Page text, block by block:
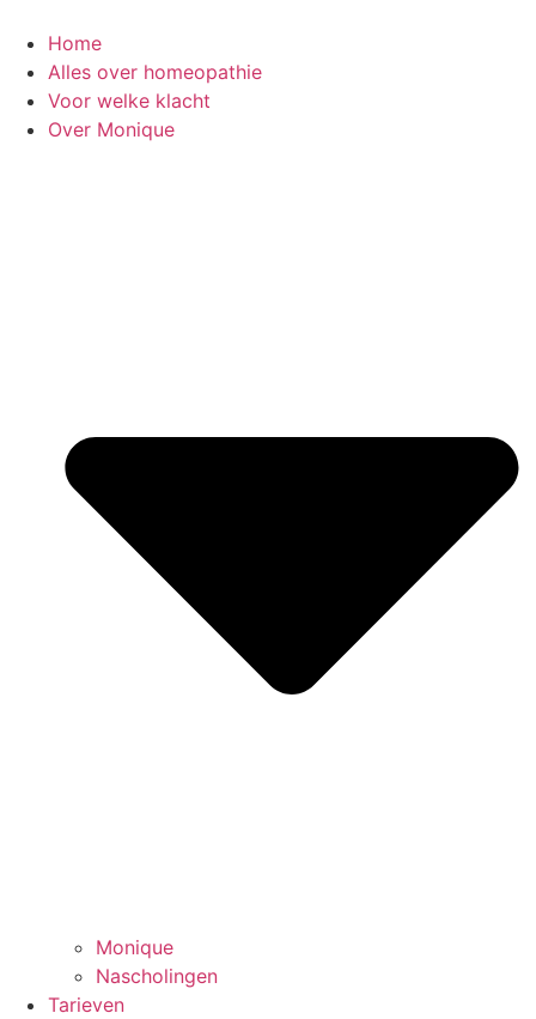
naar
inhoud
Home
Alles over homeopathie
Voor welke klacht
Over Monique
Monique
Nascholingen
Tarieven